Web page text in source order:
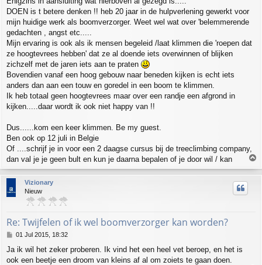
s
t
DOEN is t betere denken !! heb 20 jaar in de hulpverlening gewerkt voor
mijn huidige werk als boomverzorger. Weet wel wat over 'belemmerende
gedachten , angst etc.....
Mijn ervaring is ook als ik mensen begeleid /laat klimmen die 'roepen dat
ze hoogtevrees hebben' dat ze al doende iets overwinnen of blijken
zichzelf met de jaren iets aan te praten
Bovendien vanaf een hoog gebouw naar beneden kijken is echt iets
anders dan aan een touw en goredel in een boom te klimmen.
Ik heb totaal geen hoogtevrees maar over een randje een afgrond in
kijken.....daar wordt ik ook niet happy van !!
Dus......kom een keer klimmen. Be my guest.
Ben ook op 12 juli in Belgie
Of ....schrijf je in voor een 2 daagse cursus bij de treeclimbing company,
dan val je je geen bult en kun je daarna bepalen of je door wil / kan
p
Vizionary
Nieuw
Re: Twijfelen of ik wel boomverzorger kan worden?
P
s
t
01 Jul 2015, 18:32
Ja ik wil het zeker proberen. Ik vind het een heel vet beroep, en het is
ook een beetje een droom van kleins af al om zoiets te gaan doen.